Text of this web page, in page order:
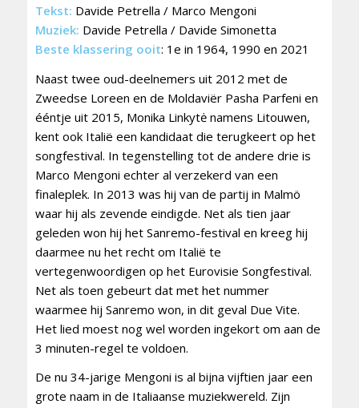
Tekst: Davide Petrella / Marco Mengoni
Muziek: Davide Petrella / Davide Simonetta
Beste klassering ooit: 1e in 1964, 1990 en 2021
Naast twee oud-deelnemers uit 2012 met de
Zweedse Loreen en de Moldaviër Pasha Parfeni en
ééntje uit 2015, Monika Linkytė namens Litouwen,
kent ook Italië een kandidaat die terugkeert op het
songfestival. In tegenstelling tot de andere drie is
Marco Mengoni echter al verzekerd van een
finaleplek. In 2013 was hij van de partij in Malmö
waar hij als zevende eindigde. Net als tien jaar
geleden won hij het Sanremo-festival en kreeg hij
daarmee nu het recht om Italië te
vertegenwoordigen op het Eurovisie Songfestival.
Net als toen gebeurt dat met het nummer
waarmee hij Sanremo won, in dit geval Due Vite.
Het lied moest nog wel worden ingekort om aan de
3 minuten-regel te voldoen.
De nu 34-jarige Mengoni is al bijna vijftien jaar een
grote naam in de Italiaanse muziekwereld. Zijn